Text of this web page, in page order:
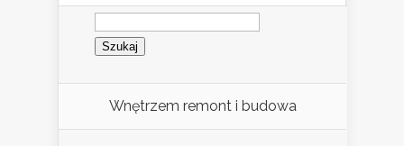
Szukaj:
Wnętrzem remont i budowa